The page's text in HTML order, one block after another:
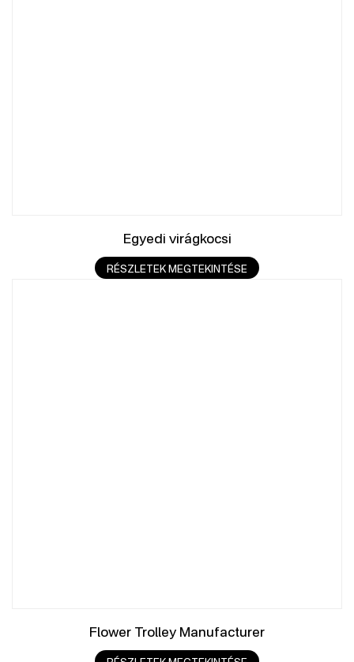
Egyedi virágkocsi
RÉSZLETEK MEGTEKINTÉSE
Flower Trolley Manufacturer